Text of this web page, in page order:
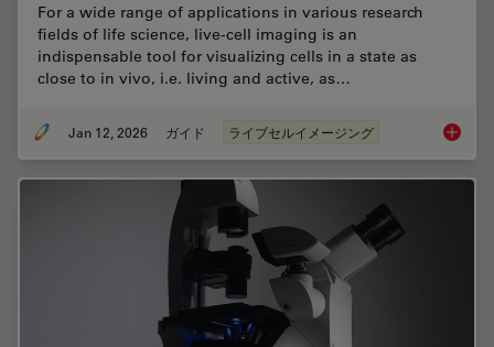
For a wide range of applications in various research
fields of life science, live-cell imaging is an
indispensable tool for visualizing cells in a state as
close to in vivo, i.e. living and active, as…
Jan 12, 2026 ガイド ライブセルイメージング Guide